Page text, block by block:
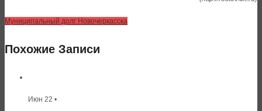
Муниципальный долг Новочеркасска
Похожие Записи
Июн 22 •